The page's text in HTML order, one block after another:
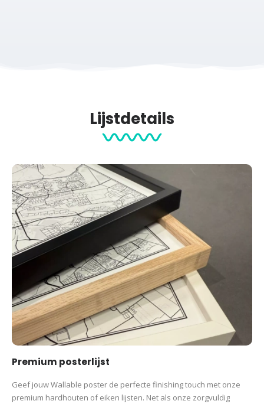
Waarom kiezen voor deze Hyrox Utrecht 2025 print?
Perfect om neer te zetten of in te lijsten
Unieke herinnering aan Hyrox Utrecht 2025
Snelle productie en verzending
Voor 12:00 uur besteld = dezelfde werkdag gratis verzonden
Op zoek naar een ander aandenken? Kies voor ons
Utrecht Tegeltje
Bewijs jouw kracht en doorzettingsvermogen
Bestel nu jouw HYROX Utrecht print of maak een
gepersonaliseerde print vaneen ander HYROX event
Geef je prestatie de aandacht die het verdient!
Productcategorieën:
Sport Prints HYROX Posters
Lijstdetails
Premium posterlijst
Geef jouw Wallable poster de perfecte finishing touch met onze
premium hardhouten of eiken lijsten. Net als onze zorgvuldig